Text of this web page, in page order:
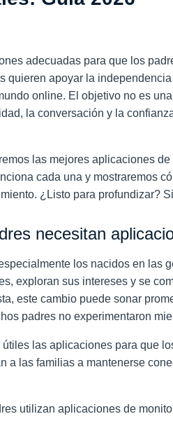
adecuadas para que los
quieren apoyar la
online. El objetivo no es
la conversación y la
las mejores aplicaciones
cada una y mostraremos
¿Listo para profundizar?
necesitan
los nacidos en las
exploran sus intereses y se
este cambio puede sonar
padres no experimentaron
las aplicaciones para que
a las familias a mantenerse
utilizan aplicaciones de